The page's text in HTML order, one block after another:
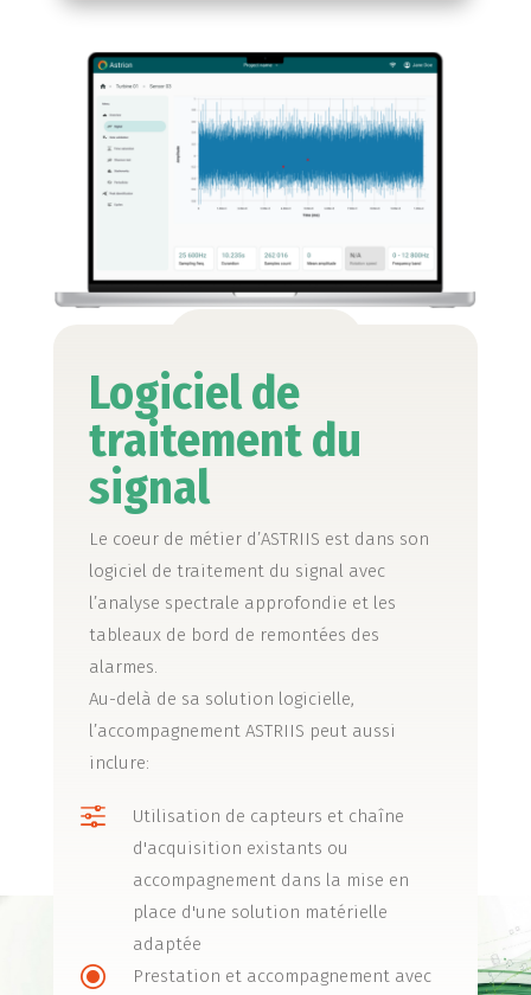
Logiciel de
traitement du
signal
Le coeur de métier d’ASTRIIS est dans son
logiciel de traitement du signal avec
l’analyse spectrale approfondie et les
tableaux de bord de remontées des
alarmes.
Au-delà de sa solution logicielle,
l’accompagnement ASTRIIS peut aussi
inclure:
f
Utilisation de capteurs et chaîne
d'acquisition existants ou
accompagnement dans la mise en
place d'une solution matérielle
adaptée
\
Prestation et accompagnement avec